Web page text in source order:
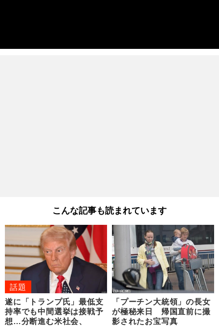
こんな記事も読まれています
話題
遂に「トランプ氏」最低支
持率でも中間選挙は接戦予
想…分断進む米社会、
「プーチン大統領」の長女
が極秘来日 帰国直前に撮
影されたお宝写真